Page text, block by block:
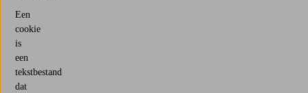
Een
cookie
is
een
tekstbestand
dat